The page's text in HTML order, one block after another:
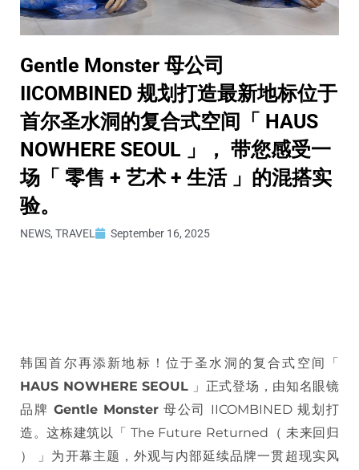
Gentle Monster 母公司
IICOMBINED 规划打造最新地标位于
首尔圣水洞的复合式空间「 HAUS
NOWHERE SEOUL 」， 带您感受一
场「 零售 + 艺术 + 生活 」的混搭实
验。
NEWS, TRAVEL September 16, 2025
韩国首尔再添新地标！位于圣水洞的复合式空间「
HAUS NOWHERE SEOUL 」正式登场，由知名眼镜
品牌 Gentle Monster母公司 IICOMBINED 规划打
造。这栋建筑以「 The Future Returned（ 未来回归
） 」为开幕主题，外观与内部延续品牌一贯超现实风